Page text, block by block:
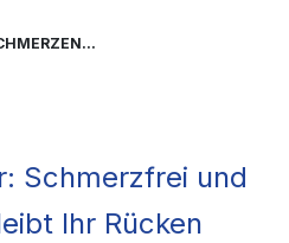
Schmerzfrei und
Ihr Rücken